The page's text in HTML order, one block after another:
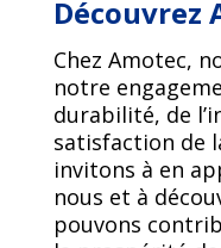
Découvrez
Chez Amotec,
notre
durabilité, de
satisfaction de
invitons à en
nous et à
pouvons